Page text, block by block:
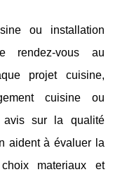
ou installation
rendez-vous au
projet cuisine,
cuisine ou
avis sur la qualité
aident à évaluer la
materiaux et